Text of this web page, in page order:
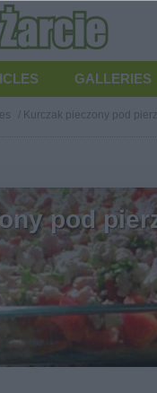
GALLERIES
/ Kurczak pieczony pod
pod